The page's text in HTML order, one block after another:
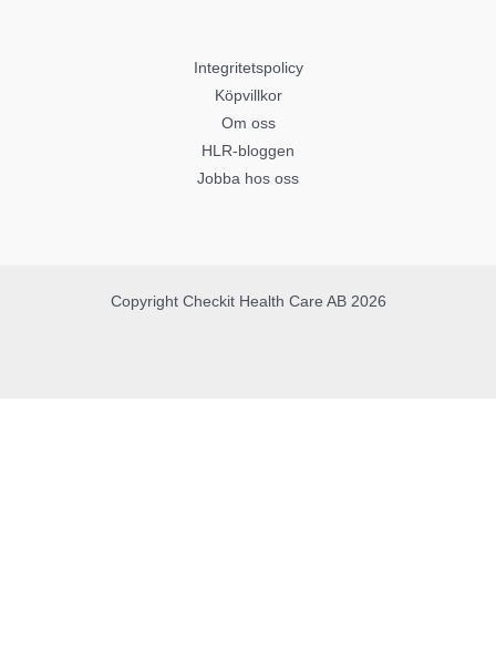
Integritetspolicy
Köpvillkor
Om oss
HLR-bloggen
Jobba hos oss
Copyright Checkit Health Care AB 2026